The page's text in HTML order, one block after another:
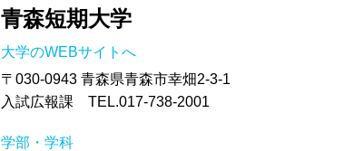
青森短期大学
大学のWEBサイトへ
〒030-0943 青森県青森市幸畑2-3-1
入試広報課 TEL.017-738-2001
学部・学科